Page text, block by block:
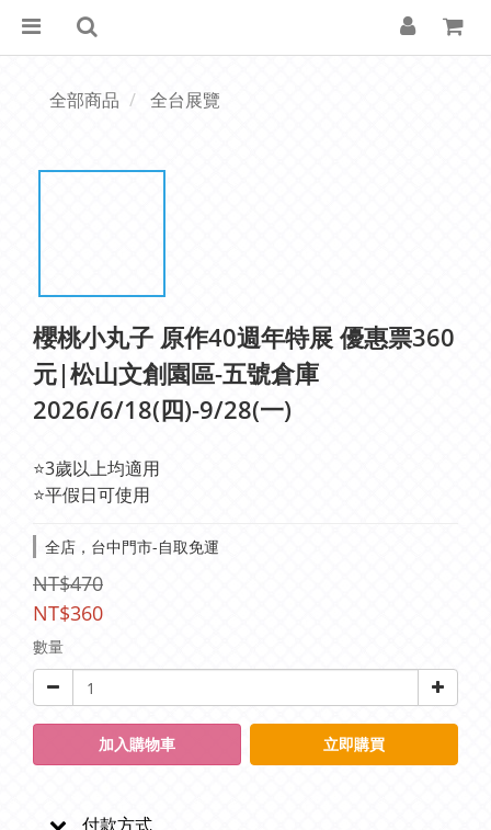
全部商品 全台展覽
櫻桃小丸子 原作40週年特展 優惠票360
元|松山文創園區-五號倉庫
2026/6/18(四)-9/28(一)
⭐3歲以上均適用
⭐平假日可使用
全店，台中門市-自取免運
NT$470
NT$360
數量
加入購物車 立即購買
付款方式